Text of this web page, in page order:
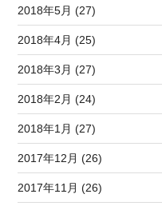
2018年5月 (27)
2018年4月 (25)
2018年3月 (27)
2018年2月 (24)
2018年1月 (27)
2017年12月 (26)
2017年11月 (26)